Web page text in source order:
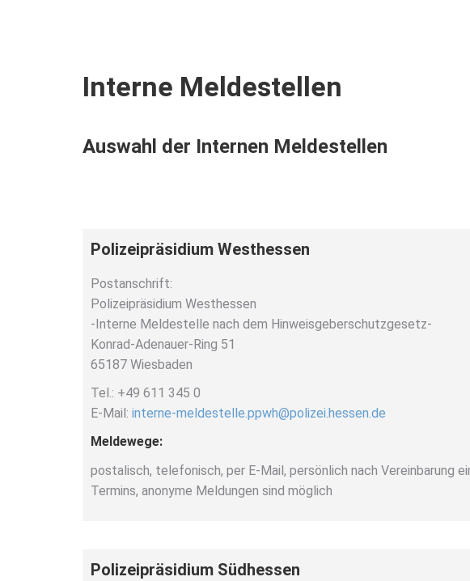
Interne Meldestellen
Auswahl der Internen Meldestellen
Polizeipräsidium Westhessen
Postanschrift:
Polizeipräsidium Westhessen
-Interne Meldestelle nach dem Hinweisgeberschutzgesetz-
Konrad-Adenauer-Ring 51
65187 Wiesbaden
Tel.: +49 611 345 0
E-Mail: interne-meldestelle.ppwh@polizei.hessen.de
Meldewege:
postalisch, telefonisch, per E-Mail, persönlich nach Vereinbarung
Termins, anonyme Meldungen sind möglich
Polizeipräsidium Südhessen